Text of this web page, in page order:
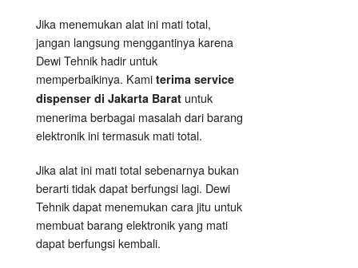
Jika menemukan alat ini mati total,
jangan langsung menggantinya karena
Dewi Tehnik hadir untuk
memperbaikinya. Kami terima service
dispenser di Jakarta Barat untuk
menerima berbagai masalah dari barang
elektronik ini termasuk mati total.
Jika alat ini mati total sebenarnya bukan
berarti tidak dapat berfungsi lagi. Dewi
Tehnik dapat menemukan cara jitu untuk
membuat barang elektronik yang mati
dapat berfungsi kembali.